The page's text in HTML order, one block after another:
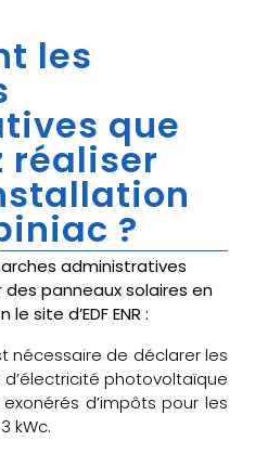
les
que
réaliser
?
administratives
panneaux solaires en
site d’EDF ENR :
nécessaire de déclarer les
photovoltaïque
d’impôts pour les
kWc.